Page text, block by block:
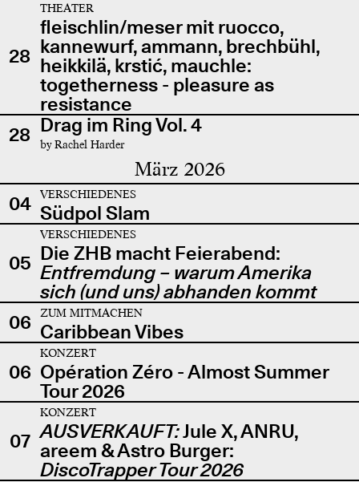
28
THEATER
fleischlin/meser mit ruocco,
kannewurf, ammann, brechbühl,
heikkilä, krstić, mauchle:
togetherness - pleasure as
resistance
28 Drag im Ring Vol. 4
by Rachel Harder
März 2026
04 VERSCHIEDENES
Südpol Slam
05
VERSCHIEDENES
Die ZHB macht Feierabend:
Entfremdung – warum Amerika
sich (und uns) abhanden kommt
06
ZUM MITMACHEN
Caribbean Vibes
06
KONZERT
Opération Zéro - Almost Summer
Tour 2026
07
KONZERT
AUSVERKAUFT:Jule X, ANRU,
areem & Astro Burger:
DiscoTrapper Tour 2026